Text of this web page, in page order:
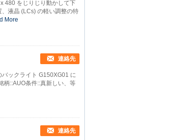
480 をじりじり動かして下
液晶 (LCs) の軽い調整の特
More
連絡先
ックライト G150XG01 に
柄::AUO条件::真新しい、等
連絡先